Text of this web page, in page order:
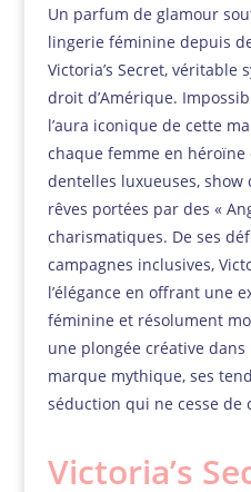
Un parfum de glamour
lingerie féminine depuis
Victoria’s Secret, véritable
droit d’Amérique.
l’aura iconique de cette
chaque femme en
dentelles luxueuses,
rêves portées par des «
charismatiques. De ses
campagnes inclusives,
l’élégance en offrant une
féminine et résolument
une plongée créative dans
marque mythique, ses
séduction qui ne cesse
Victoria’s